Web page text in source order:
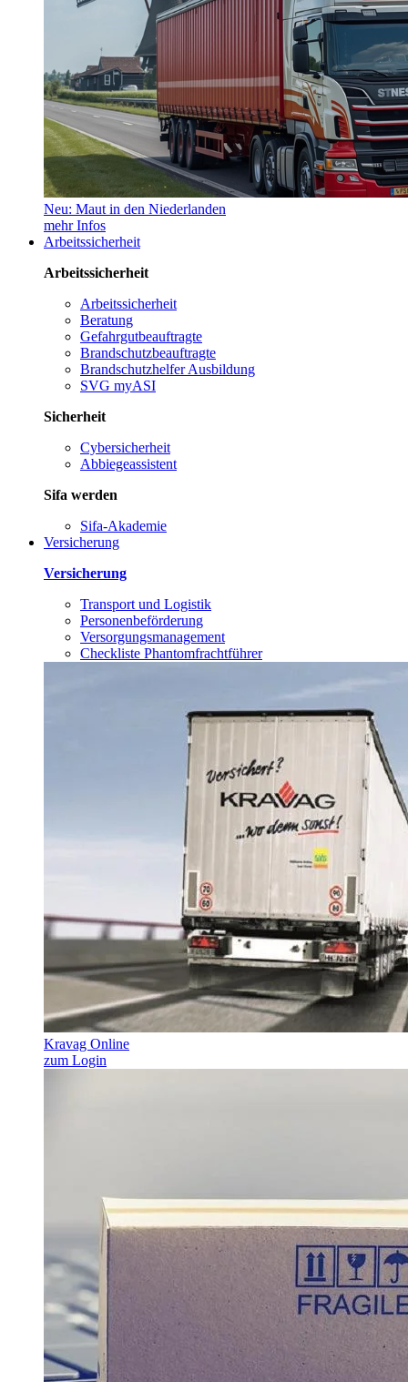
Neu: Maut in den Niederlanden
mehr Infos
Arbeitssicherheit
Arbeitssicherheit
Arbeitssicherheit
Beratung
Gefahrgutbeauftragte
Brandschutzbeauftragte
Brandschutzhelfer Ausbildung
SVG myASI
Sicherheit
Cybersicherheit
Abbiegeassistent
Sifa werden
Sifa-Akademie
Versicherung
Versicherung
Transport und Logistik
Personenbeförderung
Versorgungsmanagement
Checkliste Phantomfrachtführer
Kravag Online
zum Login